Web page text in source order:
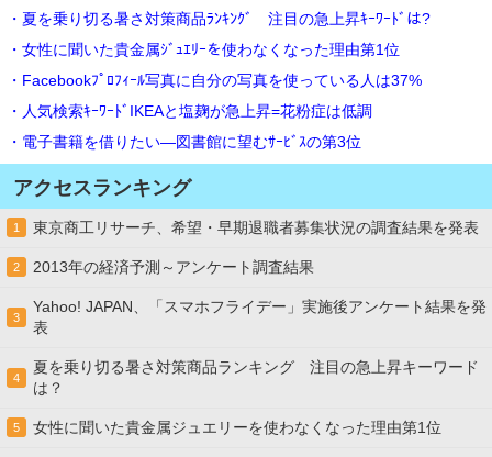
・夏を乗り切る暑さ対策商品ﾗﾝｷﾝｸﾞ 注目の急上昇ｷｰﾜｰﾄﾞは?
・女性に聞いた貴金属ｼﾞｭｴﾘｰを使わなくなった理由第1位
・Facebookﾌﾟﾛﾌｨｰﾙ写真に自分の写真を使っている人は37%
・人気検索ｷｰﾜｰﾄﾞIKEAと塩麹が急上昇=花粉症は低調
・電子書籍を借りたい―図書館に望むｻｰﾋﾞｽの第3位
アクセスランキング
1 東京商工リサーチ、希望・早期退職者募集状況の調査結果を発表
2 2013年の経済予測～アンケート調査結果
3
Yahoo! JAPAN、「スマホフライデー」実施後アンケート結果を発
表
4
夏を乗り切る暑さ対策商品ランキング 注目の急上昇キーワード
は？
5 女性に聞いた貴金属ジュエリーを使わなくなった理由第1位